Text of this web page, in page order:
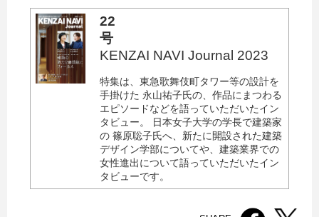
22
号
KENZAI NAVI Journal 2023
特集は、東急歌舞伎町タワー等の設計を
手掛けた 永山祐子氏の、作品にまつわる
エピソードなどを語っていただいたイン
タビュー。 日本女子大学の学長で建築家
の 篠原聡子氏へ、新たに開設された建築
デザイン学部についてや、建築業界での
女性進出について語っていただいたイン
タビューです。